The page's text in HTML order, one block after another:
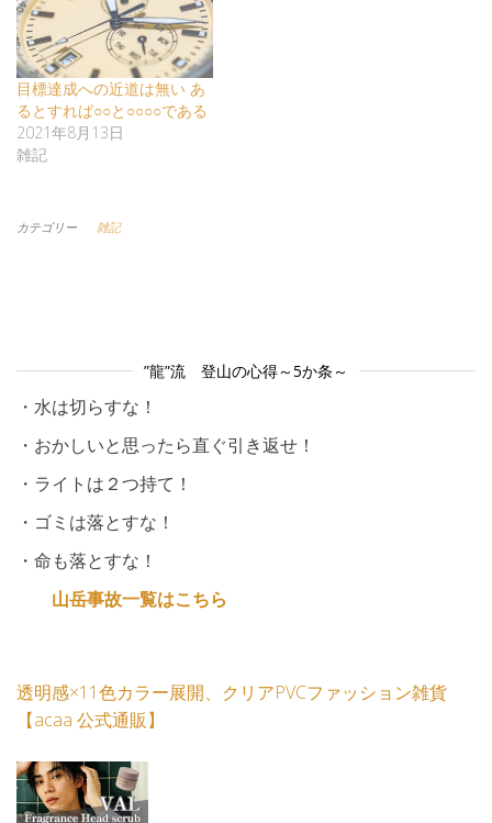
目標達成への近道は無い あ
るとすれば○○と○○○○である
2021年8月13日
雑記
カテゴリー 雑記
”龍”流 登山の心得～5か条～
・水は切らすな！
・おかしいと思ったら直ぐ引き返せ！
・ライトは２つ持て！
・ゴミは落とすな！
・命も落とすな！
山岳事故一覧はこちら
透明感×11色カラー展開、クリアPVCファッション雑貨
【acaa 公式通販】